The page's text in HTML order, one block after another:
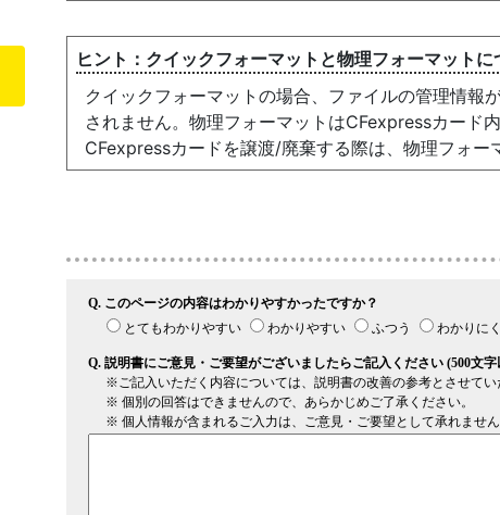
クイックフォーマットと物理フォーマットに
クイックフォーマットの場合、ファイルの管理情報
されません。物理フォーマットはCFexpressカード
CFexpressカードを譲渡/廃棄する際は、物理フォー